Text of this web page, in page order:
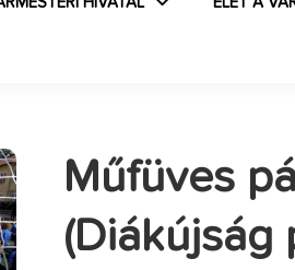
Műfüves
(Diákújság